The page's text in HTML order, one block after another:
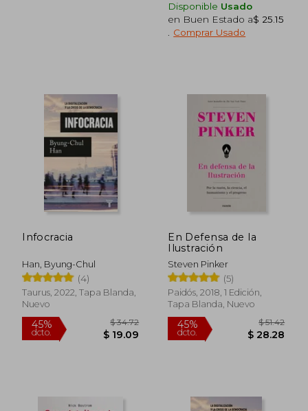
45%
$ 43.83
40%
dcto.
Disponible Usado
en Buen Estado a$ 25.15
Comprar Usado
Infocracia
Han, Byung-Chul
(4)
Taurus, 2022, Tapa Blanda,
Nuevo
En Defensa de la
Ilustración
Steven Pinker
(5)
Paidós, 2018, 1 Edición,
Tapa Blanda, Nuevo